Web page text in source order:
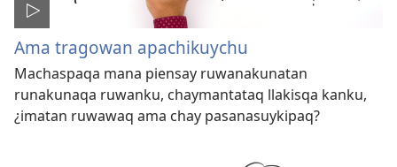
Ama tragowan apachikuychu
Machaspaqa mana piensay ruwanakunatan
runakunaqa ruwanku, chaymantataq llakisqa kanku,
¿imatan ruwawaq ama chay pasanasuykipaq?